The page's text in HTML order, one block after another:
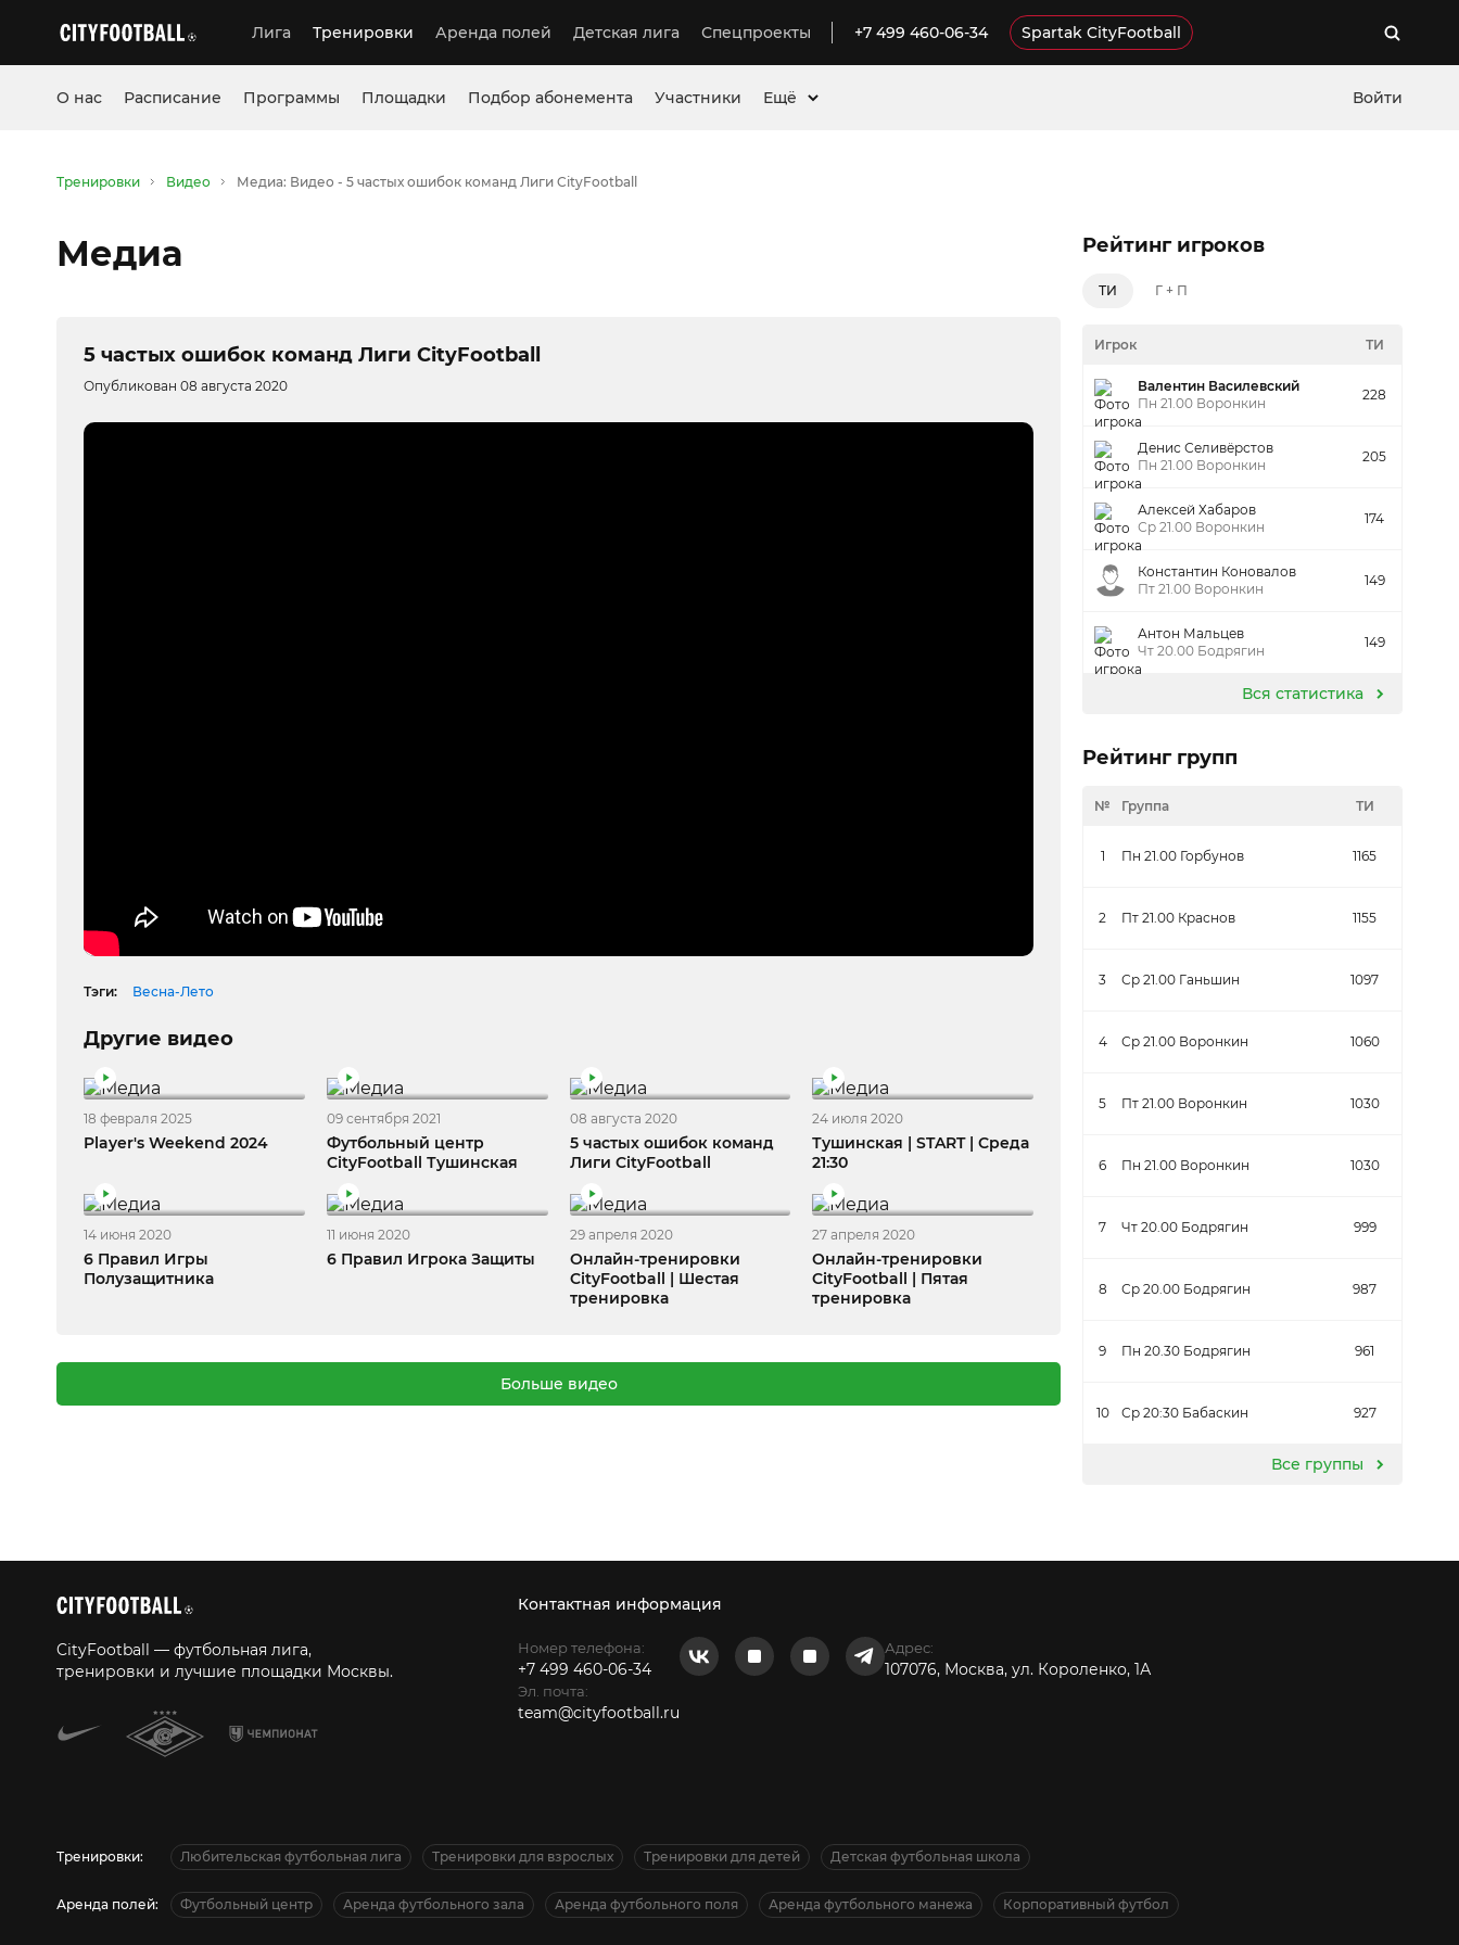
Лига Тренировки Аренда полей Детская лига Спецпроекты +7 499 460-06-34 Spartak CityFootball
О нас Расписание Программы Площадки Подбор абонемента Участники Ещё Войти
Тренировки Видео Медиа: Видео - 5 частых ошибок команд Лиги CityFootball
Медиа
5 частых ошибок команд Лиги CityFootball
Опубликован 08 августа 2020
Тэги: Весна-Лето
Другие видео
18 февраля 2025
Player's Weekend 2024
09 сентября 2021
Футбольный центр
CityFootball Тушинская
08 августа 2020
5 частых ошибок команд
Лиги CityFootball
24 июля 2020
Тушинская | START | Среда
21:30
14 июня 2020
6 Правил Игры
Полузащитника
11 июня 2020
6 Правил Игрока Защиты
29 апреля 2020
Онлайн-тренировки
CityFootball | Шестая
тренировка
27 апреля 2020
Онлайн-тренировки
CityFootball | Пятая
тренировка
Больше видео
Рейтинг игроков
ТИ Г + П
Игрок ТИ
Валентин Василевский
Пн 21.00 Воронкин
228
Денис Селивёрстов
Пн 21.00 Воронкин
205
Алексей Хабаров
Ср 21.00 Воронкин
174
Константин Коновалов
Пт 21.00 Воронкин
149
Антон Мальцев
Чт 20.00 Бодрягин
149
Вся статистика
Рейтинг групп
№ Группа ТИ
1 Пн 21.00 Горбунов 1165
2 Пт 21.00 Краснов 1155
3 Ср 21.00 Ганьшин 1097
4 Ср 21.00 Воронкин 1060
5 Пт 21.00 Воронкин 1030
6 Пн 21.00 Воронкин 1030
7 Чт 20.00 Бодрягин 999
8 Ср 20.00 Бодрягин 987
9 Пн 20.30 Бодрягин 961
10 Ср 20:30 Бабаскин 927
Все группы
CityFootball — футбольная лига,
тренировки и лучшие площадки Москвы.
Контактная информация
Номер телефона:
+7 499 460-06-34
Эл. почта:
team@cityfootball.ru
Адрес:
107076, Москва, ул. Короленко, 1А
Тренировки: Любительская футбольная лига Тренировки для взрослых Тренировки для детей Детская футбольная школа
Аренда полей: Футбольный центр Аренда футбольного зала Аренда футбольного поля Аренда футбольного манежа Корпоративный футбол